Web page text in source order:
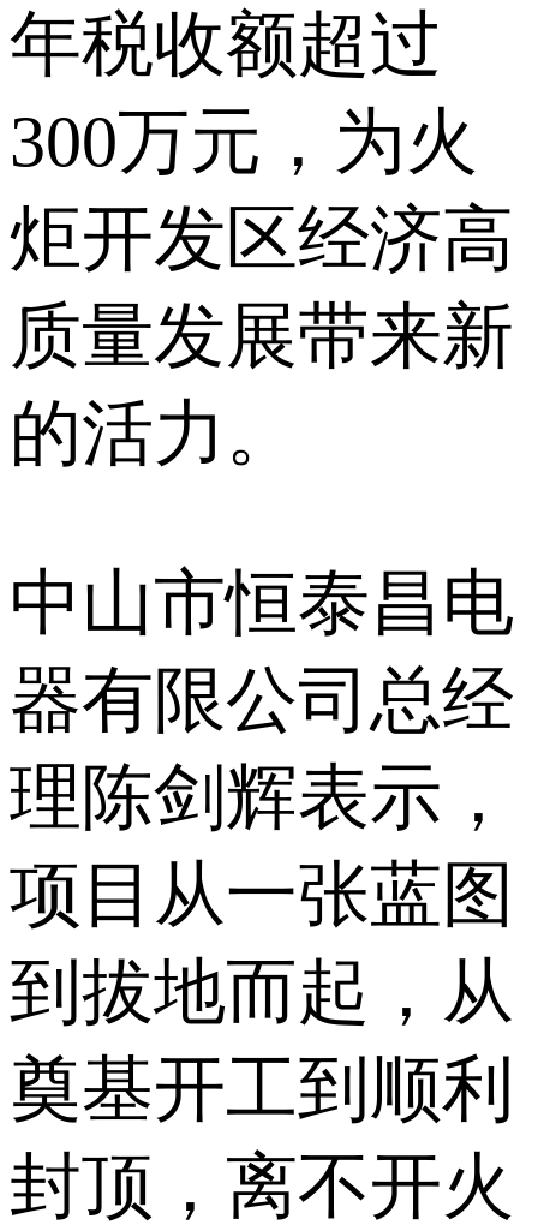
年税收额超过
300万元，为火
炬开发区经济高
质量发展带来新
的活力。
中山市恒泰昌电
器有限公司总经
理陈剑辉表示，
项目从一张蓝图
到拔地而起，从
奠基开工到顺利
封顶，离不开火